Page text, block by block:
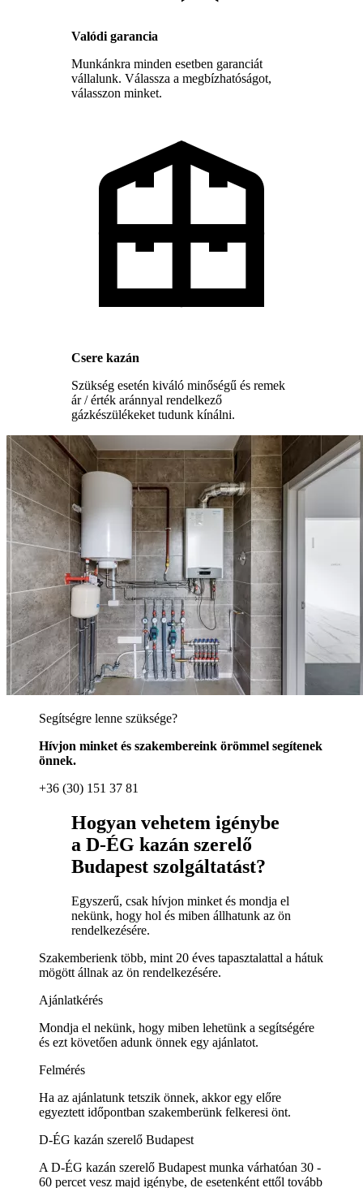
Valódi garancia
Munkánkra minden esetben garanciát
vállalunk. Válassza a megbízhatóságot,
válasszon minket.
Csere kazán
Szükség esetén kiváló minőségű és remek
ár / érték aránnyal rendelkező
gázkészülékeket tudunk kínálni.
Segítségre lenne szüksége?
Hívjon minket és szakembereink örömmel segítenek
önnek.
+36 (30) 151 37 81
Hogyan vehetem igénybe
a D-ÉG kazán szerelő
Budapest szolgáltatást?
Egyszerű, csak hívjon minket és mondja el
nekünk, hogy hol és miben állhatunk az ön
rendelkezésére.
Szakemberienk több, mint 20 éves tapasztalattal a hátuk
mögött állnak az ön rendelkezésére.
Ajánlatkérés
Mondja el nekünk, hogy miben lehetünk a segítségére
és ezt követően adunk önnek egy ajánlatot.
Felmérés
Ha az ajánlatunk tetszik önnek, akkor egy előre
egyeztett időpontban szakemberünk felkeresi önt.
D-ÉG kazán szerelő Budapest
A D-ÉG kazán szerelő Budapest munka várhatóan 30 -
60 percet vesz majd igénybe, de esetenként ettől tovább